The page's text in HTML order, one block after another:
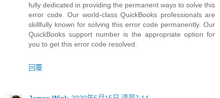
fully dedicated in providing the permanent ways to solve this
error code. Our world-class QuickBooks professionals are
skillfully known for solving this error code permanently. Our
QuickBooks support number is the appropriate option for
you to get this error code resolved.
回覆